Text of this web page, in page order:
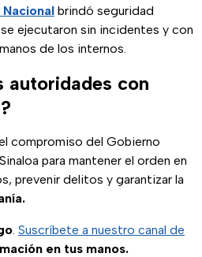
brindó seguridad
ejecutaron sin incidentes y con
de los internos.
autoridades con
compromiso del Gobierno
para mantener el orden en
prevenir delitos y garantizar la
Suscríbete a nuestro canal de
en tus manos.